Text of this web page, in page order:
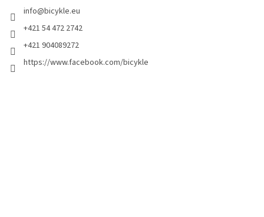
info@bicykle.eu
+421 54 472 2742
+421 904089272
https://www.facebook.com/bicykle